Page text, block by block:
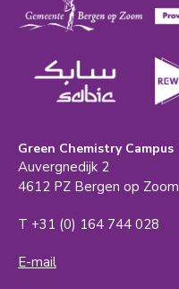
Green Chemistry Campus
Auvergnedijk 2
4612 PZ Bergen op Zoom
T +31 (0) 164 744 028
E-mail